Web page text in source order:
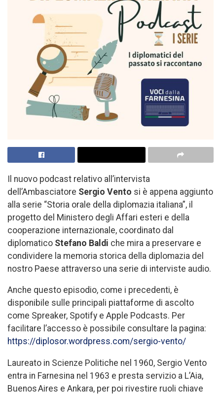
Il nuovo podcast relativo all’intervista
dell’Ambasciatore Sergio Vento si è appena aggiunto
alla serie “Storia orale della diplomazia italiana”, il
progetto del Ministero degli Affari esteri e della
cooperazione internazionale, coordinato dal
diplomatico Stefano Baldi che mira a preservare e
condividere la memoria storica della diplomazia del
nostro Paese attraverso una serie di interviste audio.
Anche questo episodio, come i precedenti, è
disponibile sulle principali piattaforme di ascolto
come Spreaker, Spotify e Apple Podcasts. Per
facilitare l’accesso è possibile consultare la pagina:
https://diplosor.wordpress.com/sergio-vento/
Laureato in Scienze Politiche nel 1960, Sergio Vento
entra in Farnesina nel 1963 e presta servizio a L’Aia,
Buenos Aires e Ankara, per poi rivestire ruoli chiave